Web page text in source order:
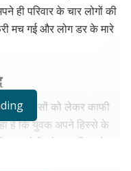
परिवार के चार लोगों की
मच गई और लोग डर के मारे
बेचने के पैसों को लेकर काफी
है कि युवक अपने हिस्से के